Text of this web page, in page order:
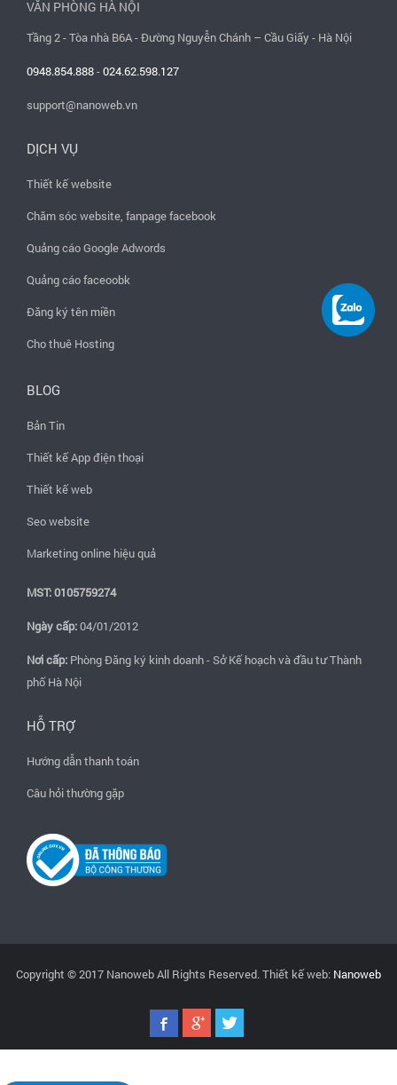
VĂN PHÒNG HÀ NỘI
Tầng 2 - Tòa nhà B6A - Đường Nguyễn Chánh – Cầu Giấy - Hà Nội
0948.854.888-024.62.598.127
support@nanoweb.vn
DỊCH VỤ
Thiết kế website
Chăm sóc website, fanpage facebook
Quảng cáo Google Adwords
Quảng cáo faceoobk
Đăng ký tên miền
Cho thuê Hosting
BLOG
Bản Tin
Thiết kế App điện thoại
Thiết kế web
Seo website
Marketing online hiệu quả
MST: 0105759274
Ngày cấp:04/01/2012
Nơi cấp: Phòng Đăng ký kinh doanh - Sở Kế hoạch và đầu tư Thành
phố Hà Nội
HỖ TRỢ
Hướng dẫn thanh toán
Câu hỏi thường gặp
Copyright © 2017 Nanoweb All Rights Reserved. Thiết kế web: Nanoweb